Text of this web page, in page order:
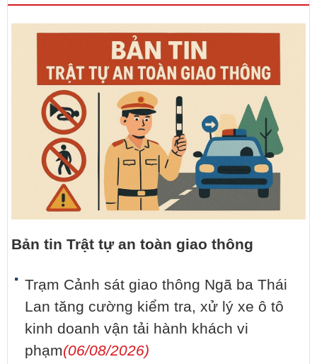
Bản tin Trật tự an toàn giao thông
Trạm Cảnh sát giao thông Ngã ba Thái
Lan tăng cường kiểm tra, xử lý xe ô tô
kinh doanh vận tải hành khách vi
phạm(06/08/2026)